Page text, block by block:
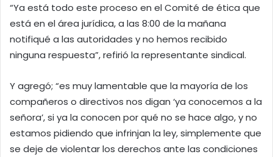
“Ya está todo este proceso en el Comité de ética que
está en el área jurídica, a las 8:00 de la mañana
notifiqué a las autoridades y no hemos recibido
ninguna respuesta”, refirió la representante sindical.
Y agregó; “es muy lamentable que la mayoría de los
compañeros o directivos nos digan ‘ya conocemos a la
señora’, si ya la conocen por qué no se hace algo, y no
estamos pidiendo que infrinjan la ley, simplemente que
se deje de violentar los derechos ante las condiciones